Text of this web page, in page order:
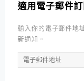
適用電子郵件
輸入你的電子郵件地
新通知。
電
子